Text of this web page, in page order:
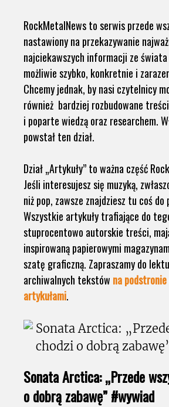
RockMetalNews to serwis przede
nastawiony na przekazywanie
najciekawszych informacji ze
możliwie szybko, konkretnie i
Chcemy jednak, by nasi czytelnicy
również bardziej rozbudowane
i poparte wiedzą oraz researchem.
powstał ten dział.
Dział „Artykuły” to ważna część
Jeśli interesujesz się muzyką,
niż pop, zawsze znajdziesz tu coś do
Wszystkie artykuły trafiające do
stuprocentowo autorskie treści,
inspirowaną papierowymi
szatę graficzną. Zapraszamy do
archiwalnych tekstów na podstronie
artykułami.
Sonata Arctica: „Przede
o dobrą zabawę” #wywiad